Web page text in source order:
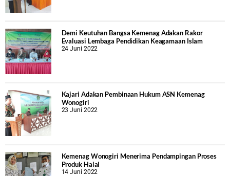
Demi Keutuhan Bangsa Kemenag Adakan Rakor
Evaluasi Lembaga Pendidikan Keagamaan Islam
24 Juni 2022
Kajari Adakan Pembinaan Hukum ASN Kemenag
Wonogiri
23 Juni 2022
Kemenag Wonogiri Menerima Pendampingan Proses
Produk Halal
14 Juni 2022